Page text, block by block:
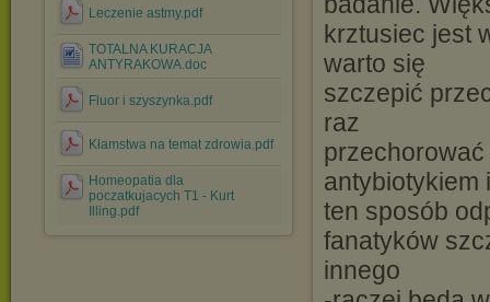
Leczenie astmy.pdf
TOTALNA KURACJA
ANTYRAKOWA.doc
Fluor i szyszynka.pdf
Kłamstwa na temat zdrowia.pdf
Homeopatia dla
poczatkujacych T1 - Kurt
Illing.pdf
krztusiec jest
warto się
szczepić
raz
antybiotykiem
ten sposób
fanatyków
innego